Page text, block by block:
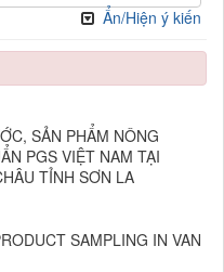
Ẩn/Hiện ý kiến
SẢN PHẨM NÔNG
PGS VIỆT NAM TẠI
TỈNH SƠN LA
SAMPLING IN VAN